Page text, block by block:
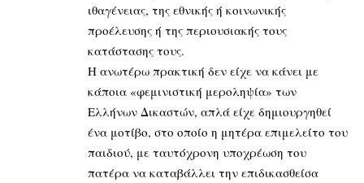
ιθαγένειας, της εθνικής ή κοινωνικής
προέλευσης ή της περιουσιακής τους
κατάστασης τους.
Η ανωτέρω πρακτική δεν είχε να κάνει με
κάποια «φεμινιστική μεροληψία» των
Ελλήνων Δικαστών, απλά είχε δημιουργηθεί
ένα μοτίβο, στο οποίο η μητέρα επιμελείτο του
παιδιού, με ταυτόχρονη υποχρέωση του
πατέρα να καταβάλλει την επιδικασθείσα